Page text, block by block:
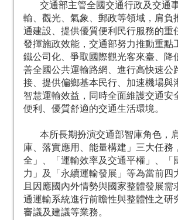
交通部主管全國交通行政及交通
輸、觀光、氣象、郵政等領域，肩負
通建設、提供優質便利民行服務的重
發揮施政效能，交通部努力推動重點
鐵公司化、爭取國際觀光客來臺、降
善全國公共運輸路網、進行高快速公
接、提供偏鄉基本民行、加速機場與
智慧運輸效益，同時全面維護交通安
便利、優質舒適的交通生活環境。
本所長期扮演交通部智庫角色，
庫、落實應用、能量構建」三大任務
全」、「運輸效率及交通平權」、「
力」及「永續運輸發展」等為當前四
且因應國內外情勢與國家整體發展需
通運輸系統進行前瞻性與整體性之研
審議及建議等業務。